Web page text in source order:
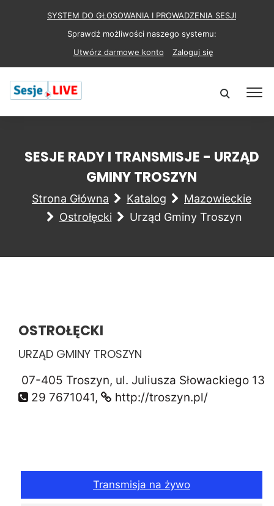
SYSTEM DO GŁOSOWANIA I PROWADZENIA SESJI
Sprawdź możliwości naszego systemu:
Utwórz darmowe konto
Zaloguj się
SESJE RADY I TRANSMISJE - URZĄD
GMINY TROSZYN
Strona Główna Katalog
Mazowieckie
Ostrołęcki
Urząd Gminy Troszyn
OSTROŁĘCKI
URZĄD GMINY TROSZYN
07-405 Troszyn, ul. Juliusza Słowackiego 13
29 7671041,
http://troszyn.pl/
Transmisja na żywo